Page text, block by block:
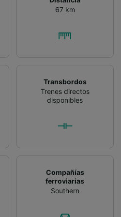
67 km
Transbordos
Trenes directos
disponibles
Compañías
ferroviarias
Southern
de servicios.